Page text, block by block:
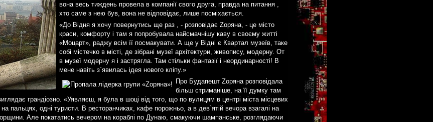
вона весь тиждень провела в компанії свого друга, правда на питання ,
хто саме з нею був, вона не відповідає, лише посміхається.
«До Відня я хочу повернутись ще раз , - розповідає Zоряна, - це місто
краси, комфорту і там я попробувала найсмачнішу каву в своєму житті
«Моцарт», раджу всім її посмакувати. А ще у Відні є Квартал музеїв, таке
собі містечко в місті, де зібрані музеї архітектури, живопису, модерну. От
в музеї модерну я і застрягла. Там стільки фантазії і неординарності! В
мене навіть з`явилась ідея нового кліпу.»
Про Будапешт Zоряна розповідала
більш стриманіше, на її думку там
грандіозно. «Уявляєш, я була в шоці від того, що по вулицям в центрі міста місцевих
пальцях, одні туристи. В ресторанчиках, кафе порожньо, а в дев`ятій вечора взагалі на
Але покататись вечером на кораблі по Дунаю, смакуючи шампанське, розглядаючи